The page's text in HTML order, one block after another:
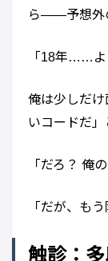
ら——予想外
「18年……よ
俺は少しだ
いコードだ」
「だろ？ 俺
「だが、もう
触診：